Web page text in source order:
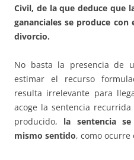
Civil, de la que deduce que
gananciales se produce
divorcio.
No basta la presencia de
estimar el recurso
resulta irrelevante para
acoge la sentencia
producido, la sentencia
mismo sentido, como ocurre